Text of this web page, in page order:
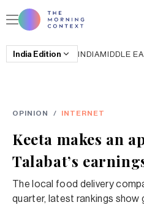
India Edition INDIAMIDDLE
OPINION / INTERNET
Keeta makes an
Talabat’s
The local food delivery
quarter, latest rankings